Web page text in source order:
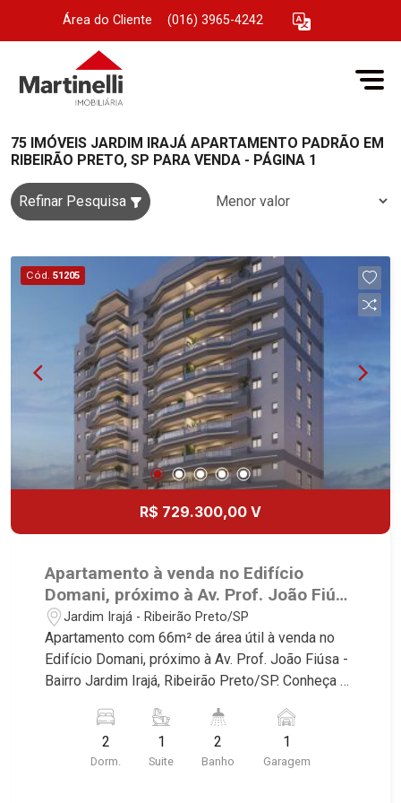
Área do Cliente (016) 3965-4242
75 IMÓVEIS JARDIM IRAJÁ APARTAMENTO PADRÃO EM
RIBEIRÃO PRETO, SP PARA VENDA - PÁGINA 1
Refinar Pesquisa
Cód. 51205
R$ 729.300,00 V
Apartamento à venda no Edifício
Domani, próximo à Av. Prof. João Fiúsa
- Ribeirão Preto/SP.
Jardim Irajá - Ribeirão Preto/SP
Apartamento com 66m² de área útil à venda no
Edifício Domani, próximo à Av. Prof. João Fiúsa -
Bairro Jardim Irajá, Ribeirão Preto/SP. Conheça as
Imobiliária selecionou para você: - 66m² de área
útil - 2 dormitórios, sendo1 suíte - Banheiro
social - Sala 2 ambientes - Cozinha - Área de
2
Dorm.
1
Suite
2
Banho
1
Garagem